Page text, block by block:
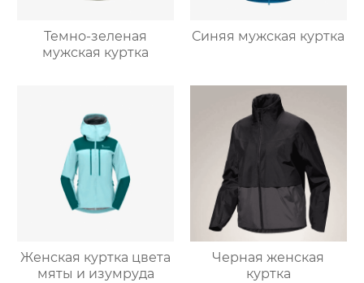
Темно-зеленая
мужская куртка
Синяя мужская куртка
Женская куртка цвета
мяты и изумруда
Черная женская
куртка